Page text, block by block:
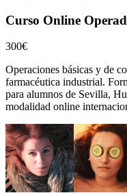
Curso Online
300€
Operaciones básicas y de
farmacéutica industrial.
para alumnos de Sevilla,
modalidad online